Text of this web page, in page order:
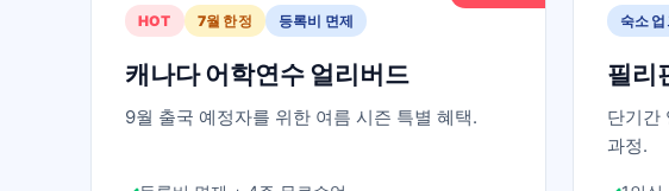
HOT
7월 한정 등록비 면제
캐나다 어학연수 얼리버드
9월 출국 예정자를 위한 여름 시즌 특별 혜택.
숙소
필리
단기간
과정.